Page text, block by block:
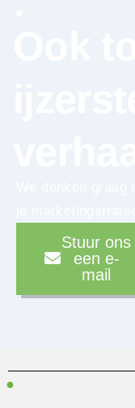
We denken
je
Stuur ons
een e-
mail